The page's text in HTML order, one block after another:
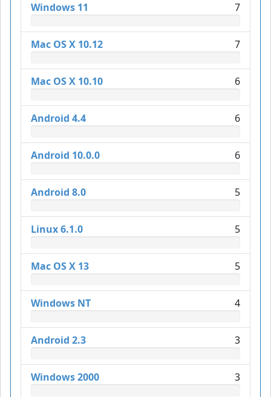
Windows 11 7
Mac OS X 10.12 7
Mac OS X 10.10 6
Android 4.4 6
Android 10.0.0 6
Android 8.0 5
Linux 6.1.0 5
Mac OS X 13 5
Windows NT 4
Android 2.3 3
Windows 2000 3